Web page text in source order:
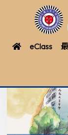
eClass